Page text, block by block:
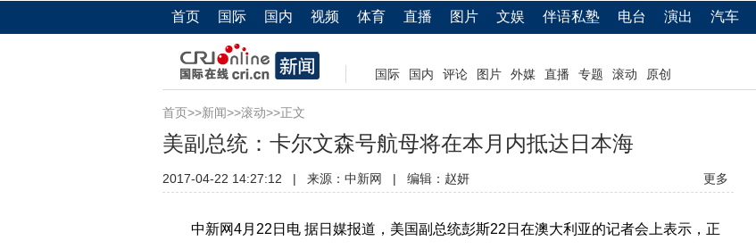
首页 国际 国内 视频 体育 直播 图片 文娱 伴语私塾 电台 演出 汽车
国际 国内 评论 图片 外媒 直播 专题 滚动 原创
首页>>新闻>>滚动>>正文
美副总统：卡尔文森号航母将在本月内抵达日本海
2017-04-22 14:27:12 | 来源： 中新网 | 编辑：赵妍 更多
中新网4月22日电 据日媒报道，美国副总统彭斯22日在澳大利亚的记者会上表示，正